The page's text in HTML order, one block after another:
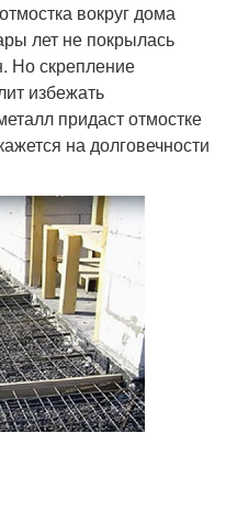
вокруг дома
лет не покрылась
Но скрепление
избежать
придаст отмостке
на долговечности